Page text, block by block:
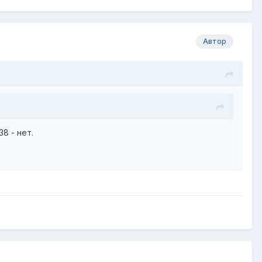
Автор
- нет.